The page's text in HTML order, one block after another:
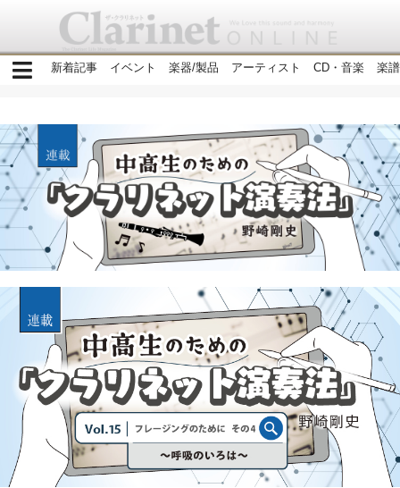
新着記事 イベント 楽器/製品 アーティスト CD・音楽 楽